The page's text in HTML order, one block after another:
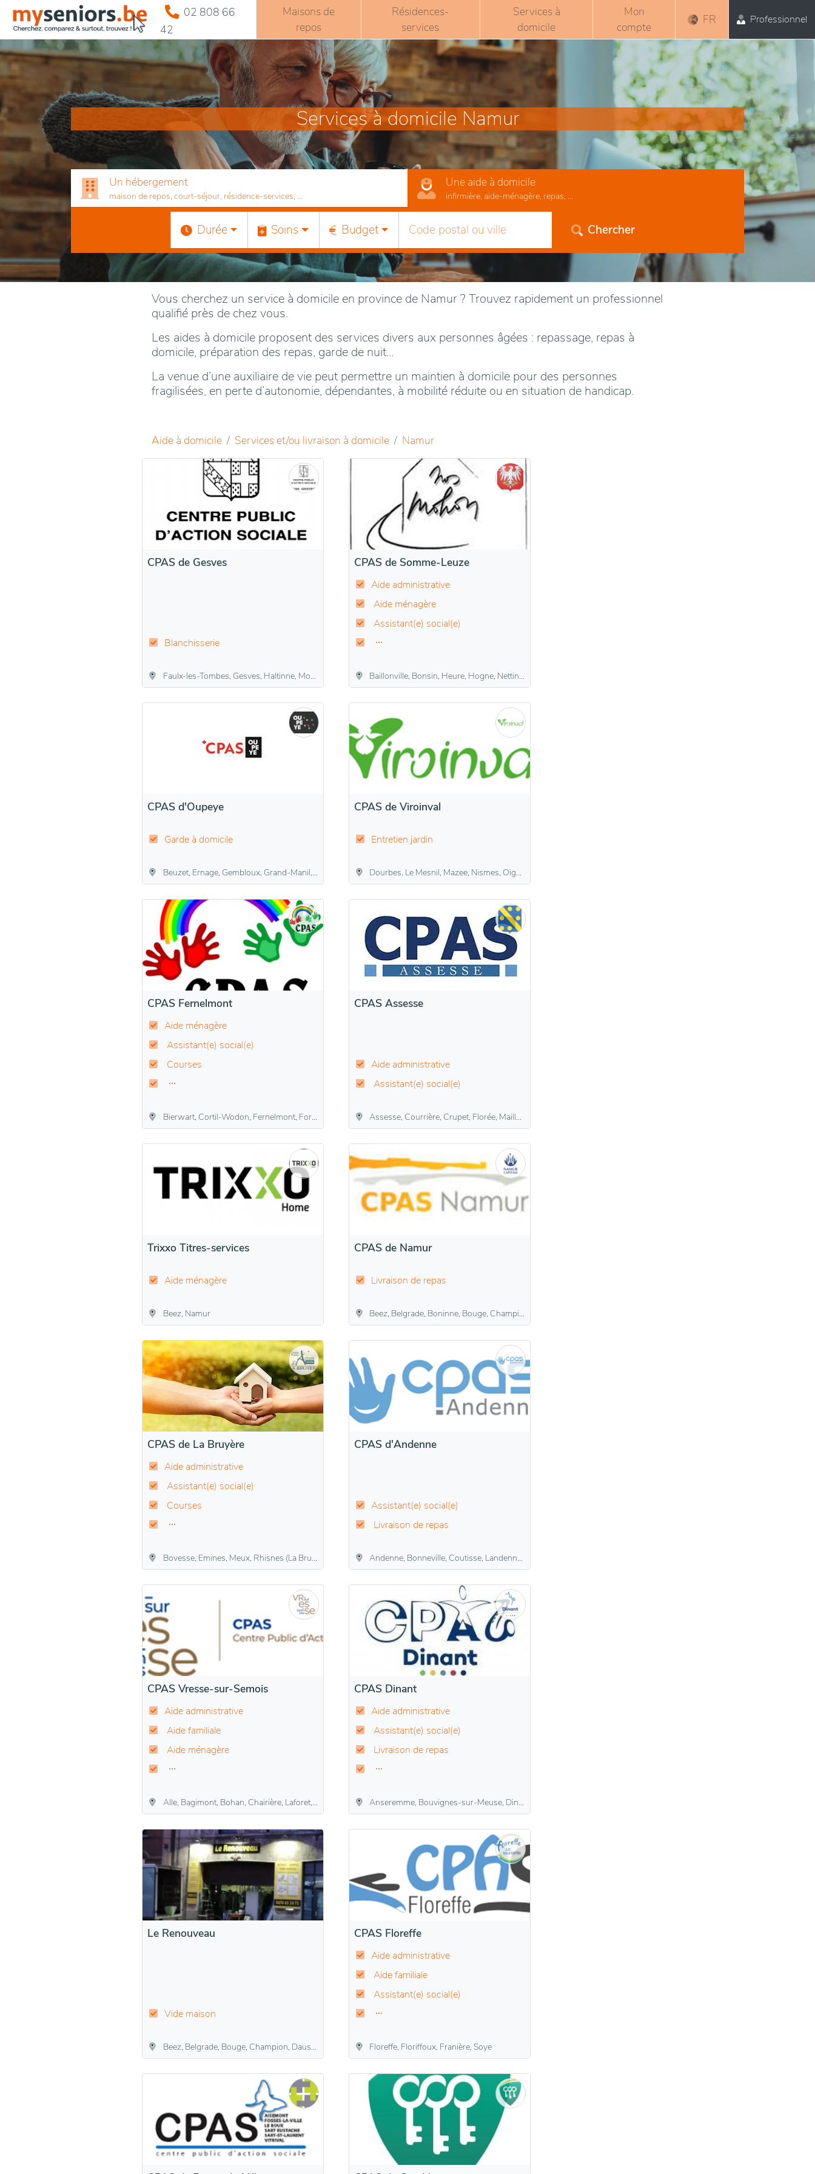
02 808 66
42
Maisons de
repos
Résidences-
services
Services à
domicile
Mon
compte
FR Professionnel
Services à domicile Namur
Un hébergement
maison de repos, court-séjour, résidence-services, ...
Une aide à domicile
infirmière, aide-ménagère, repas, ...
Durée Soins Budget Chercher
Vous cherchez un service à domicile en province de Namur ? Trouvez rapidement un professionnel
qualifié près de chez vous.
Les aides à domicile proposent des services divers aux personnes âgées : repassage, repas à
domicile, préparation des repas, garde de nuit…
La venue d’une auxiliaire de vie peut permettre un maintien à domicile pour des personnes
fragilisées, en perte d’autonomie, dépendantes, à mobilité réduite ou en situation de handicap.
Aide à domicile Services et/ou livraison à domicile Namur
CPAS de Gesves
Blanchisserie
Faulx-les-Tombes, Gesves, Haltinne, Mozet, Sorée
CPAS de Somme-Leuze
Aide administrative
Aide ménagère
Assistant(e) social(e)
Baillonville, Bonsin, Heure, Hogne, Nettinne, Noiseux, Sinsin, Somme-Leuze, Waillet
CPAS d'Oupeye
Garde à domicile
Beuzet, Ernage, Gembloux, Grand-Manil, Lonzée, Sauvenière
CPAS de Viroinval
Entretien jardin
Dourbes, Le Mesnil, Mazee, Nismes, Oignies-en-Thiérache, Olloy-sur-Viroin, Treignes, Vierves-sur-Viroin, Viroinval
CPAS Fernelmont
Aide ménagère
Assistant(e) social(e)
Courses
Bierwart, Cortil-Wodon, Fernelmont, Forville, Franc-Waret, Hemptinne, Hingeon, Marchovelette, Noville-les-Bois, Pontillas, Tillier
CPAS Assesse
Aide administrative
Assistant(e) social(e)
Assesse, Courrière, Crupet, Florée, Maillen, Sart-Bernard, Sorinne-la-Longue
Trixxo Titres-services
Aide ménagère
Beez, Namur
CPAS de Namur
Livraison de repas
Beez, Belgrade, Boninne, Bouge, Champion, Daussoulx, Dave, Flawinne, Gelbressée, Jambes, Malonne, Marche-les-Dames, Namur, Naninne, Saint-Marc, Saint-Servais, Suarlée, Temploux, Vedrin, Wépion, Wierde
CPAS de La Bruyère
Aide administrative
Assistant(e) social(e)
Courses
Bovesse, Emines, Meux, Rhisnes (La Bruyèrre), Saint-Denis-Bovesse, Villers-lez-Heest, Warisoulx
CPAS d'Andenne
Assistant(e) social(e)
Livraison de repas
Andenne, Bonneville, Coutisse, Landenne, Maizeret, Namêche, Sclayn, Seilles, Thon, Vezin
CPAS Vresse-sur-Semois
Aide administrative
Aide familiale
Aide ménagère
Alle, Bagimont, Bohan, Chairière, Laforet, Membre, Mouzaive, Nafraiture, Orchimont, Pussemange, Sugny, Vresse-sur-Semois
CPAS Dinant
Aide administrative
Assistant(e) social(e)
Livraison de repas
Anseremme, Bouvignes-sur-Meuse, Dinant, Drehance, Falmagne, Falmignoul, Foy-Notre-Dame, Furfooz, Lisogne, Sorinnes, Thynes
Le Renouveau
Vide maison
Beez, Belgrade, Bouge, Champion, Daussoulx, Dave, Flawinne, Jambes, Malonne, Namur, Naninne, Suarlée, Temploux, Vedrin, Wépion, Wierde
CPAS Floreffe
Aide administrative
Aide familiale
Assistant(e) social(e)
Floreffe, Floriffoux, Franière, Soye